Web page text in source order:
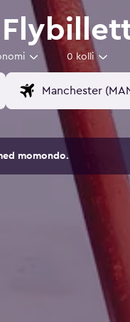
0 kolli
momondo.